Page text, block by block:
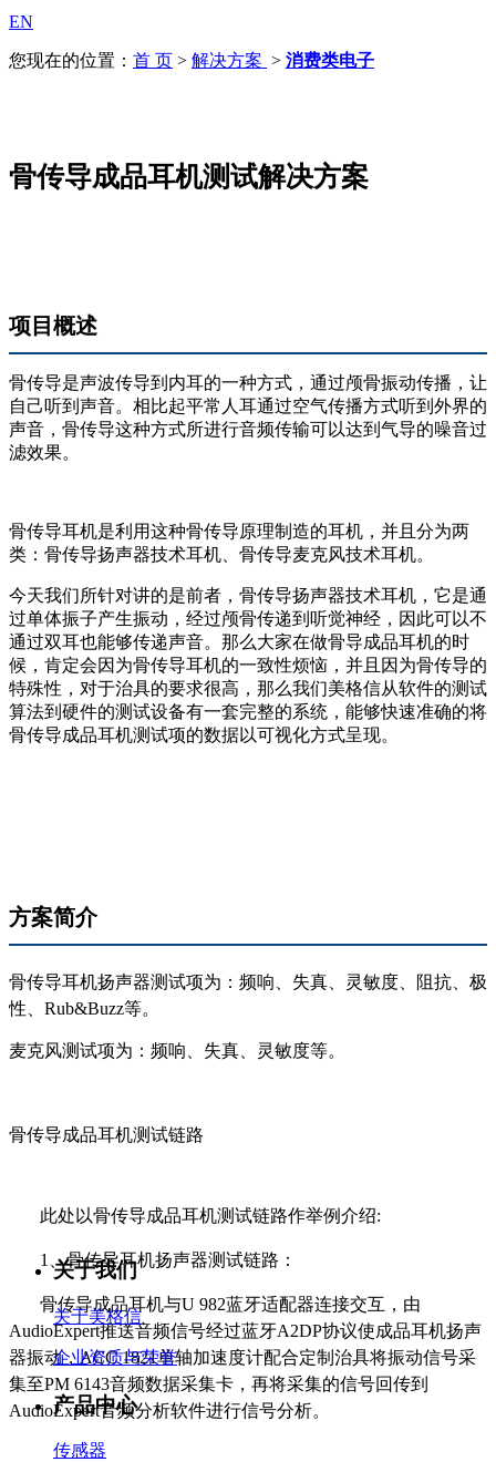
EN
您现在的位置： 首 页 > 解决方案 > 消费类电子
骨传导成品耳机测试解决方案
项目概述
骨传导是声波传导到内耳的一种方式，通过颅骨振动传播，让
自己听到声音。相比起平常人耳通过空气传播方式听到外界的
声音，骨传导这种方式所进行音频传输可以达到气导的噪音过
滤效果。
骨传导耳机是利用这种骨传导原理制造的耳机，并且分为两
类：骨传导扬声器技术耳机、骨传导麦克风技术耳机。
今天我们所针对讲的是前者，骨传导扬声器技术耳机，它是通
过单体振子产生振动，经过颅骨传递到听觉神经，因此可以不
通过双耳也能够传递声音。那么大家在做骨导成品耳机的时
候，肯定会因为骨传导耳机的一致性烦恼，并且因为骨传导的
特殊性，对于治具的要求很高，那么我们美格信从软件的测试
算法到硬件的测试设备有一套完整的系统，能够快速准确的将
骨传导成品耳机测试项的数据以可视化方式呈现。
方案简介
骨传导耳机扬声器测试项为：频响、失真、灵敏度、阻抗、极
性、Rub&Buzz等。
麦克风测试项为：频响、失真、灵敏度等。
骨传导成品耳机测试链路
此处以骨传导成品耳机测试链路作举例介绍:
1、骨传导耳机扬声器测试链路：
骨传导成品耳机与U 982蓝牙适配器连接交互，由
AudioExpert推送音频信号经过蓝牙A2DP协议使成品耳机扬声
器振动，ACC 1821单轴加速度计配合定制治具将振动信号采
集至PM 6143音频数据采集卡，再将采集的信号回传到
AudioExpert音频分析软件进行信号分析。
关于我们
关于美格信
企业资质与荣誉
产品中心
传感器